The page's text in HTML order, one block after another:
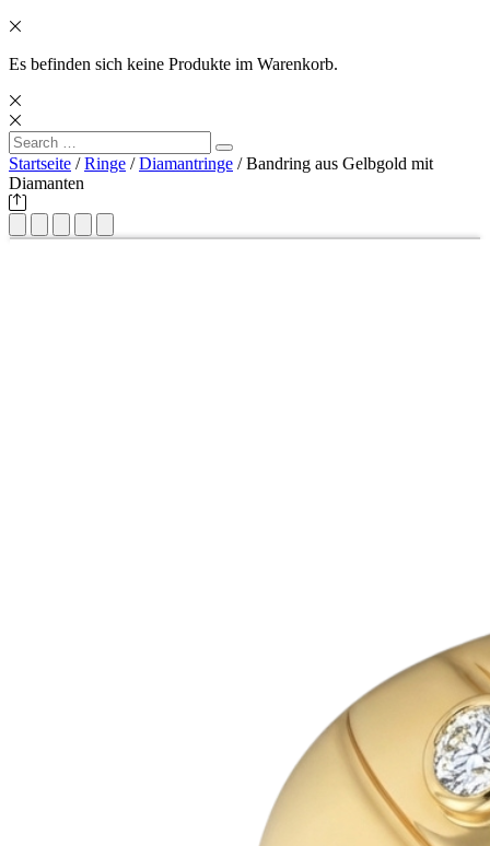
Es befinden sich keine Produkte im Warenkorb.
Search
for:
Search
Startseite /Ringe /Diamantringe / Bandring aus Gelbgold mit
Diamanten